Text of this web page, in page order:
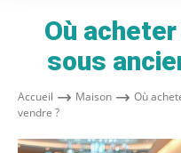
Où
sous
Accueil Maison
Où
vendre ?